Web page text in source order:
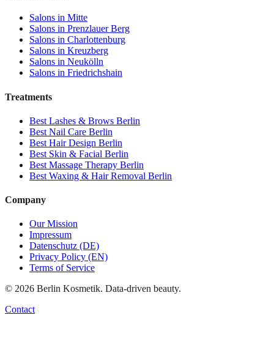
Salons in Mitte
Salons in Prenzlauer Berg
Salons in Charlottenburg
Salons in Kreuzberg
Salons in Neukölln
Salons in Friedrichshain
Treatments
Best Lashes & Brows Berlin
Best Nail Care Berlin
Best Hair Design Berlin
Best Skin & Facial Berlin
Best Massage Therapy Berlin
Best Waxing & Hair Removal Berlin
Company
Our Mission
Impressum
Datenschutz (DE)
Privacy Policy (EN)
Terms of Service
© 2026 Berlin Kosmetik. Data-driven beauty.
Contact